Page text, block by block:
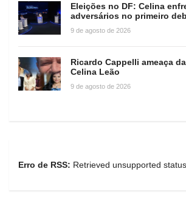
Eleições no DF: Celina
adversários no primeiro
9 de agosto de 2026
Ricardo Cappelli ameaça
Celina Leão
9 de agosto de 2026
Erro de RSS: Retrieved unsupported